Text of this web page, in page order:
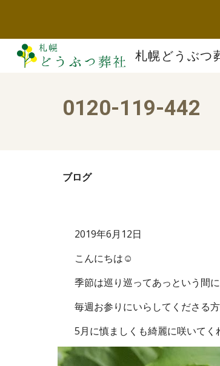
札幌どうぶつ
0120-119-442
ブログ
2019年6月12日
こんにちは☺
季節は巡り巡ってあっという間に
毎週お参りにいらしてくださる
5月に慎ましくも綺麗に咲いてく